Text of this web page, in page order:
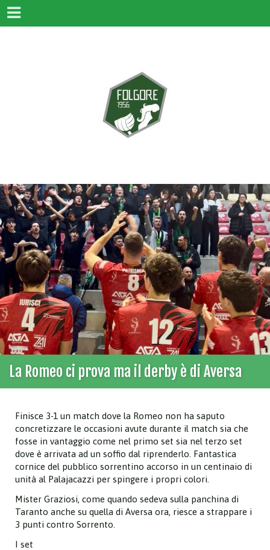
La Romeo ci prova ma il derby è di Aversa
Finisce 3-1 un match dove la Romeo non ha saputo
concretizzare le occasioni avute durante il match sia che
fosse in vantaggio come nel primo set sia nel terzo set
dove è arrivata ad un soffio dal riprenderlo. Fantastica
cornice del pubblico sorrentino accorso in un centinaio di
unità al Palajacazzi per spingere i propri colori.
Mister Graziosi, come quando sedeva sulla panchina di
Taranto anche su quella di Aversa ora, riesce a strappare i
3 punti contro Sorrento.
I set